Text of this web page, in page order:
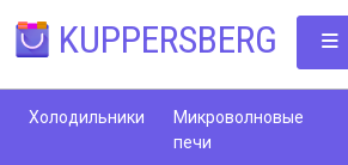
KUPPERSBERG
Холодильники
Микроволновые
печи